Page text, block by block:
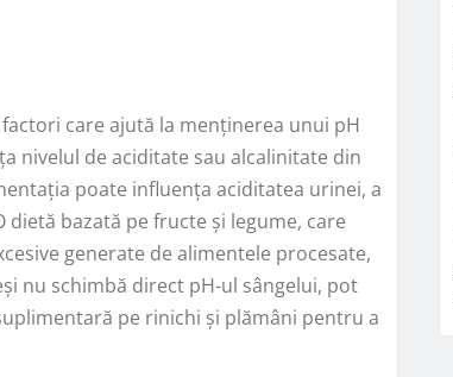
care ajută la menținerea unui pH
nivelul de aciditate sau alcalinitate din
poate influența aciditatea urinei, a
bazată pe fructe și legume, care
generate de alimentele procesate,
nu schimbă direct pH-ul sângelui, pot
pe rinichi și plămâni pentru a